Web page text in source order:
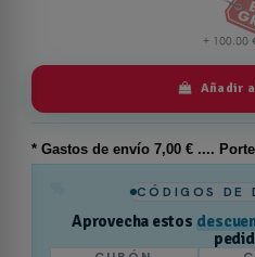
Añadir
* Gastos de envío 7,00 € ....
CÓDIGOS DE
Aprovecha estos